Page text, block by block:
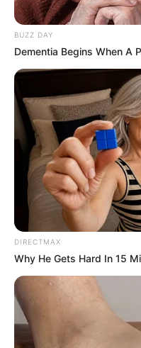
ΤΑΥΤΟΤΗΤΑ ΚΑΙ
BUZZ DAY
Dementia Begins When A
DIRECTMAX
Why He Gets Hard In 15